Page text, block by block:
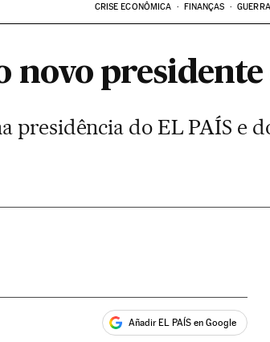
CRISE ECONÔMICA FINANÇAS
novo
presidência do EL PAÍS e
Añadir EL PAÍS en Google